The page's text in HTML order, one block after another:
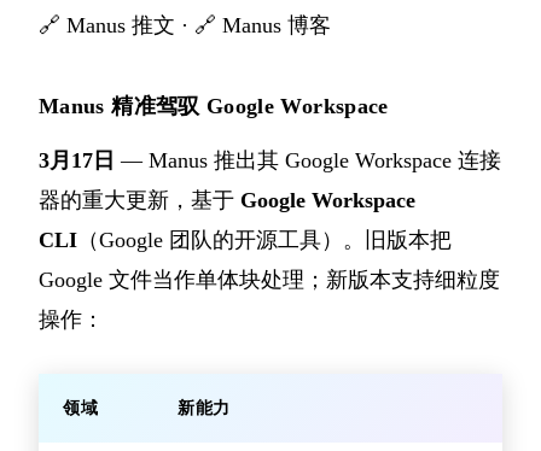
🔗 Manus 推文 · 🔗 Manus 博客
Manus 精准驾驭 Google Workspace
3月17日 — Manus 推出其 Google Workspace 连接
器的重大更新，基于 Google Workspace
CLI （Google 团队的开源工具）。旧版本把
Google 文件当作单体块处理；新版本支持细粒度
操作：
领域 新能力